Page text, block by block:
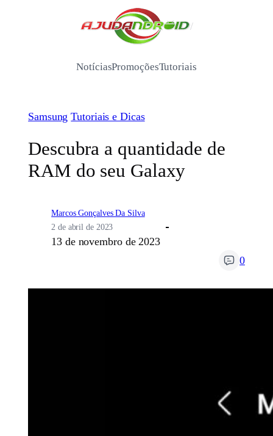
/
NotíciasPromoçõesTutoriais
Samsung Tutoriais e Dicas
Descubra a quantidade de
RAM do seu Galaxy
Marcos Gonçalves Da Silva
2 de abril de 2023
13 de novembro de 2023
0